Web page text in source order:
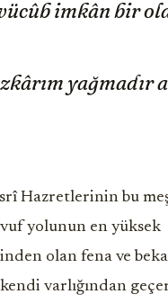
imkân bir
yağmadır
Hazretlerinin bu
yolunun en yüksek
olan fena ve
varlığından